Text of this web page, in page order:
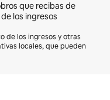
que recibas de
los ingresos
de los ingresos y otras
locales, que pueden